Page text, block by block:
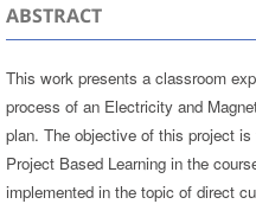
ABSTRACT
This work presents a classroom
process of an Electricity and
plan. The objective of this project
Project Based Learning in the
implemented in the topic of direct